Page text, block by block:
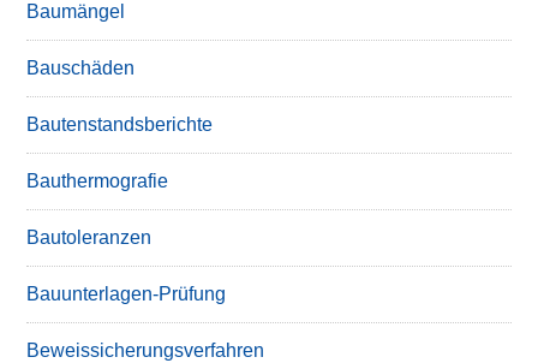
Baumängel
Bauschäden
Bautenstandsberichte
Bauthermografie
Bautoleranzen
Bauunterlagen-Prüfung
Beweissicherungsverfahren